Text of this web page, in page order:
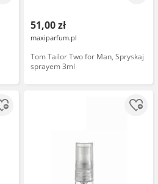
51,00 zł
maxiparfum.pl
Tom Tailor Two for Man, Spryskaj
sprayem 3ml